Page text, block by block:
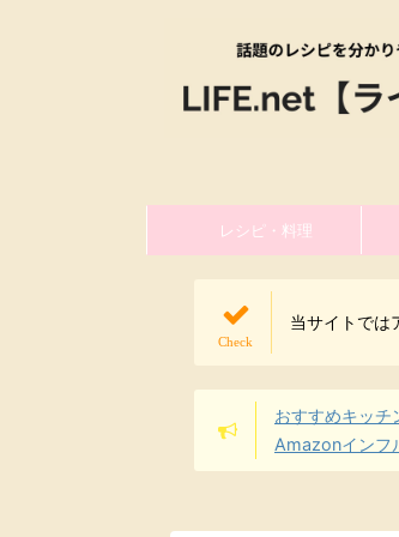
レシピ・料理
当サイトでは
おすすめキッチ
Amazonインフ